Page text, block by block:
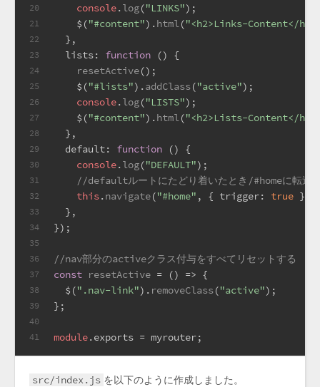
20
21
22
23
24
25
26
27
28
29
30
31
32
33
34
35
36
37
38
39
40
41
console.log("LINKS");
    $(
"#content").html ("<h2>Links-Content</
  },
lists: function () {
resetActive();
    $(
"#lists").addClass ("active");
console.log("LISTS");
    $(
"#content").html ("<h2>Lists-Content</
  },
default: function () {
console.log("DEFAULT");
//defaultルートにたどり着いたとき/#homeに転送
this.navigate("#home" , { trigger: true });
  },
});
//nav部分のactiveクラス付与をすべてリセットする
const resetActive = () => {
  $(
".nav-link"). removeClass ("active");
};
module.exports = myrouter;
src/index.js を以下のように作成しました。